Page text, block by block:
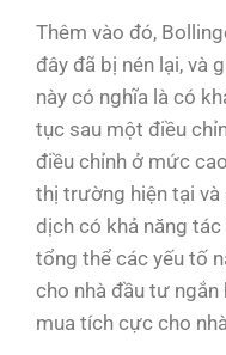
Thêm vào đó,
đây đã bị nén lại, và
này có nghĩa là có
tục sau một điều
điều chỉnh ở mức
thị trường hiện tại
dịch có khả năng
tổng thể các yếu tố
cho nhà đầu tư
mua tích cực cho